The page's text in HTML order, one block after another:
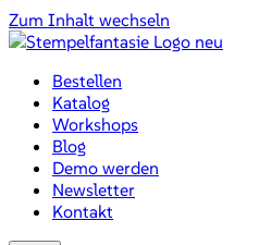
Zum Inhalt wechseln
Bestellen
Katalog
Workshops
Blog
Demo werden
Newsletter
Kontakt